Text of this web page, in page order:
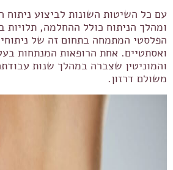
עם כל השיטות השונות לביצוע
ומהלך הניתוח כולל ההחלמה, תלויות
הפלסטי המתמחה בתחום זה של
ואסתטיים. אחת הרופאות המנתחות
והמוניטין שצברה במהלך שנות
משולם דרזון.